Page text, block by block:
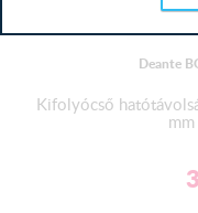
Deante
Kifolyócső
mm